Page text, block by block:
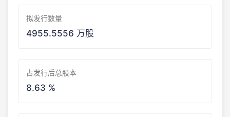
拟发行数量
4955.5556 万股
占发行后总股本
8.63 %